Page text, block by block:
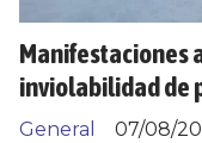
Manifestaciones
inviolabilidad de
General
07/08/